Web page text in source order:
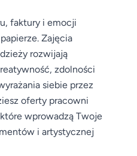
faktury i emocji
Zajęcia
rozwijają
zdolności
siebie przez
oferty pracowni
wprowadzą Twoje
i artystycznej